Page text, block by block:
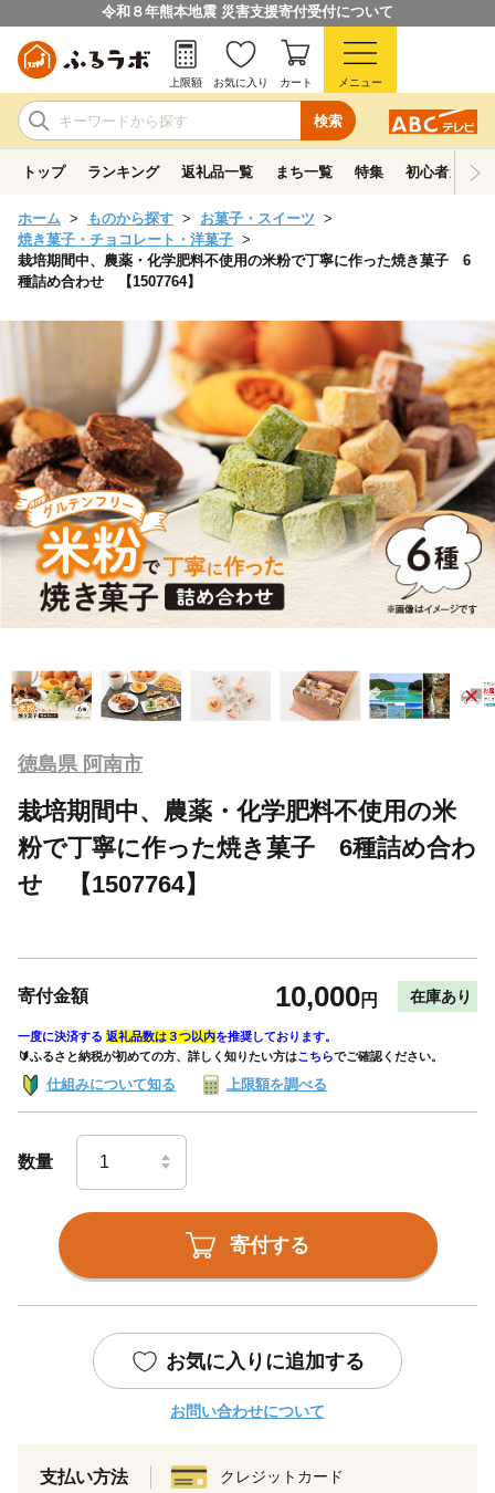
令和８年熊本地震 災害支援寄付受付について
検索
上限額 お気に入り カート メニュー
トップ ランキング 返礼品一覧 まち一覧 特集 初心者ガイド
ホーム ものから探す
お菓子・スイーツ
焼き菓子・チョコレート・洋菓子
栽培期間中、農薬・化学肥料不使用の米粉で丁寧に作った焼き菓子 6
種詰め合わせ 【1507764】
徳島県 阿南市
栽培期間中、農薬・化学肥料不使用の米
粉で丁寧に作った焼き菓子 6種詰め合わ
せ 【1507764】
寄付金額 10,000円 在庫あり
一度に決済する 返礼品数は３つ以内を推奨しております。
🔰ふるさと納税が初めての方、詳しく知りたい方はこちらでご確認ください。
仕組みについて知る 上限額を調べる
数量
寄付する
お気に入りに追加する
お問い合わせについて
支払い方法 クレジットカード